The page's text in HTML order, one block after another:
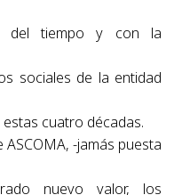
del tiempo y con la
sociales de la entidad
cuatro décadas.
-jamás puesta
nuevo valor, los